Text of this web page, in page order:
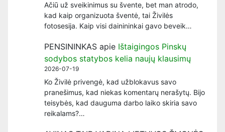
Ačiū už sveikinimus su švente, bet man atrodo,
kad kaip organizuota šventė, tai Živilės
fotosesija. Kaip visi dainininkai gavo beveik…
PENSININKAS apie Ištaigingos Pinskų
sodybos statybos kelia naujų klausimų
2026-07-19
Ko Živilė privengė, kad užblokavus savo
pranešimus, kad niekas komentarų nerašytų. Bijo
teisybės, kad dauguma darbo laiko skiria savo
reikalams?…